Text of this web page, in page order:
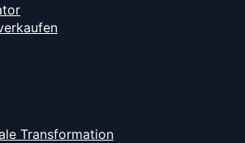
Transformation